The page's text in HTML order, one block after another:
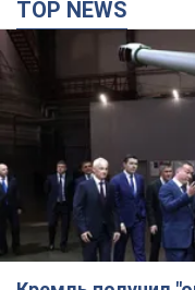
Кремль получил
остался почти
Интервью с
Мнение о том, что у
ракеты, крайне опасно,
Украина
поставке ракет
Зеленский